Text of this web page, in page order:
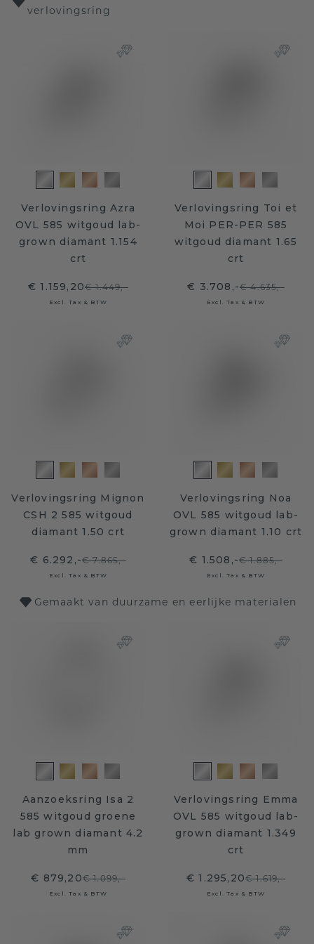
verlovingsring
Verlovingsring Azra
OVL 585 witgoud lab-
grown diamant 1.154
crt
€ 1.159,20€ 1.449,-
Excl. Tax & BTW
Verlovingsring Toi et
Moi PER-PER 585
witgoud diamant 1.65
crt
€ 3.708,-€ 4.635,-
Excl. Tax & BTW
Verlovingsring Mignon
CSH 2 585 witgoud
diamant 1.50 crt
€ 6.292,-€ 7.865,-
Excl. Tax & BTW
Verlovingsring Noa
OVL 585 witgoud lab-
grown diamant 1.10 crt
€ 1.508,-€ 1.885,-
Excl. Tax & BTW
Gemaakt van duurzame en eerlijke materialen
Aanzoeksring Isa 2
585 witgoud groene
lab grown diamant 4.2
mm
€ 879,20€ 1.099,-
Excl. Tax & BTW
Verlovingsring Emma
OVL 585 witgoud lab-
grown diamant 1.349
crt
€ 1.295,20€ 1.619,-
Excl. Tax & BTW